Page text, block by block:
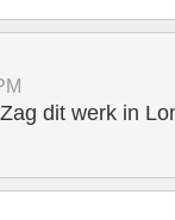
dit werk in